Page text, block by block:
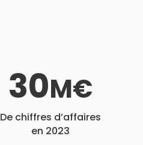
30M€
De chiffres d’affaires
en 2023